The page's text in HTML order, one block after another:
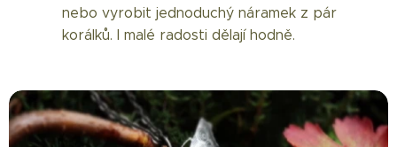
nebo vyrobit jednoduchý náramek z pár
korálků. I malé radosti dělají hodně.